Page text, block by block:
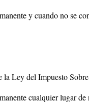
y cuando no se
Ley del Impuesto
cualquier lugar de